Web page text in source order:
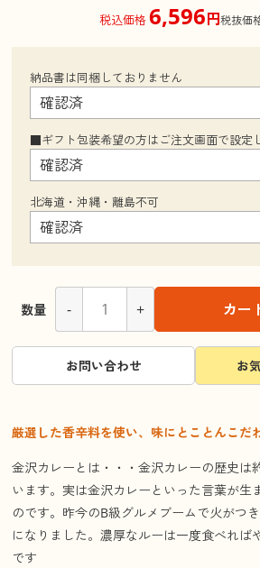
税込価格6,596円税抜価
納品書は同梱しておりません
■ギフト包装希望の方はご注文画面で設定
北海道・沖縄・離島不可
数量 - + カー
お問い合わせ お
厳選した香辛料を使い、味にとことんこだ
金沢カレーとは・・・金沢カレーの歴史は
います。実は金沢カレーといった言葉が生
のです。昨今のB級グルメブームで火がつ
になりました。濃厚なルーは一度食べれば
です